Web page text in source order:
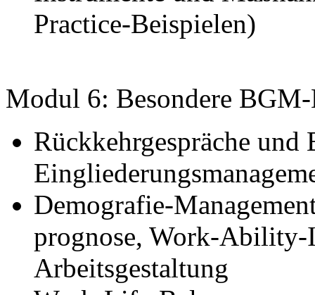
Practice-Beispielen)
Modul 6: Besondere
Rückkehrgespräche und
Demografie-
prognose, Work-Ability-
Arbeitsgestaltung